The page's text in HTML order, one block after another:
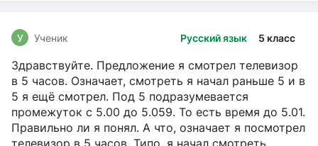
Русский язык 5 класс
У Ученик
Здравствуйте. Предложение я смотрел телевизор
в 5 часов. Означает, смотреть я начал раньше 5 и в
5 я ещё смотрел. Под 5 подразумевается
промежуток с 5.00 до 5.059. То есть время до 5.01.
Правильно ли я понял. А что, означает я посмотрел
телевизор в 5 часов. Типо, я начал смотреть